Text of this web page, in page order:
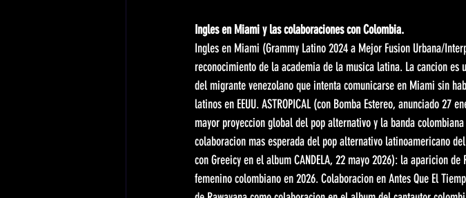
Ingles en Miami y las colaboraciones con Colombia.
Ingles en Miami (Grammy Latino 2024 a Mejor Fusion Urbana/
reconocimiento de la academia de la musica latina. La cancion
del migrante venezolano que intenta comunicarse en Miami sin
latinos en EEUU. ASTROPICAL (con Bomba Estereo, anunciado
mayor proyeccion global del pop alternativo y la banda
colaboracion mas esperada del pop alternativo latinoamericano
con Greeicy en el album CANDELA, 22 mayo 2026): la aparicion
femenino colombiano en 2026. Colaboracion en Antes Que El